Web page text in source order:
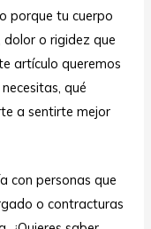
porque tu cuerpo
dolor o rigidez que
artículo queremos
qué
a sentirte mejor
con personas que
o contracturas